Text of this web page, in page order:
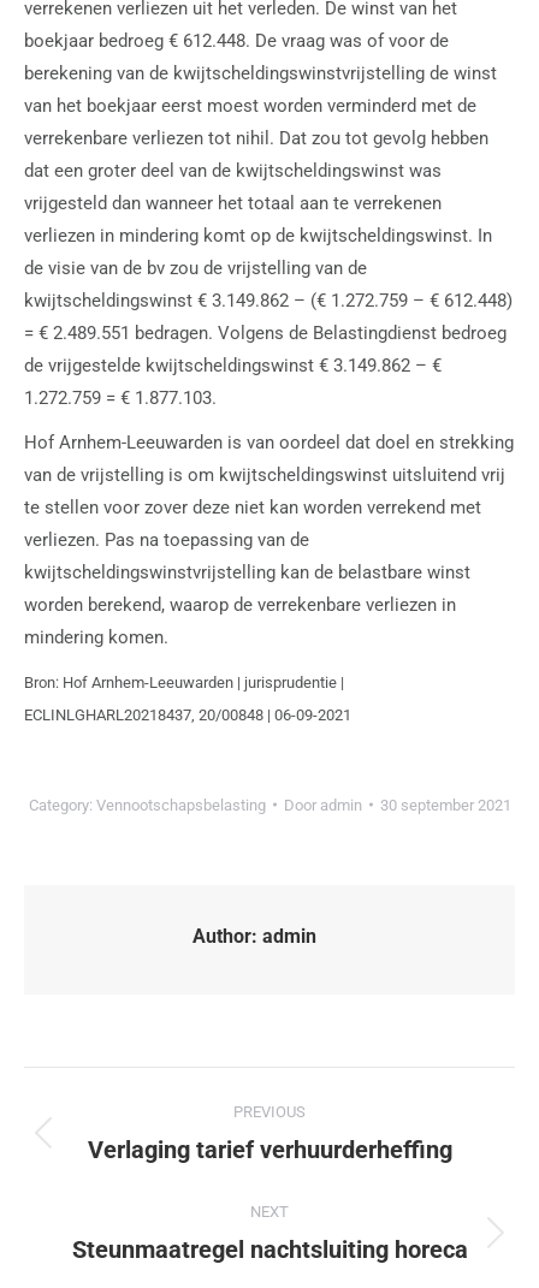
verrekenen verliezen uit het verleden. De winst van het
boekjaar bedroeg € 612.448. De vraag was of voor de
berekening van de kwijtscheldingswinstvrijstelling de winst
van het boekjaar eerst moest worden verminderd met de
verrekenbare verliezen tot nihil. Dat zou tot gevolg hebben
dat een groter deel van de kwijtscheldingswinst was
vrijgesteld dan wanneer het totaal aan te verrekenen
verliezen in mindering komt op de kwijtscheldingswinst. In
de visie van de bv zou de vrijstelling van de
kwijtscheldingswinst € 3.149.862 – (€ 1.272.759 – € 612.448)
= € 2.489.551 bedragen. Volgens de Belastingdienst bedroeg
de vrijgestelde kwijtscheldingswinst € 3.149.862 – €
1.272.759 = € 1.877.103.
Hof Arnhem-Leeuwarden is van oordeel dat doel en strekking
van de vrijstelling is om kwijtscheldingswinst uitsluitend vrij
te stellen voor zover deze niet kan worden verrekend met
verliezen. Pas na toepassing van de
kwijtscheldingswinstvrijstelling kan de belastbare winst
worden berekend, waarop de verrekenbare verliezen in
mindering komen.
Bron: Hof Arnhem-Leeuwarden | jurisprudentie |
ECLINLGHARL20218437, 20/00848 | 06-09-2021
Category: Vennootschapsbelasting Door admin 30 september 2021
Author: admin
PREVIOUS
Verlaging tarief verhuurderheffing
NEXT
Steunmaatregel nachtsluiting horeca